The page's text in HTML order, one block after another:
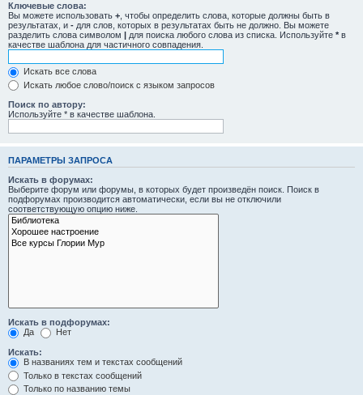
Ключевые слова:
Вы можете использовать + , чтобы определить слова, которые должны быть в
результатах, и - для слов, которых в результатах быть не должно. Вы можете
разделить слова символом | для поиска любого слова из списка. Используйте * в
качестве шаблона для частичного совпадения.
Искать все слова
Искать любое слово/поиск с языком запросов
Поиск по автору:
Используйте * в качестве шаблона.
ПАРАМЕТРЫ ЗАПРОСА
Искать в форумах:
Выберите форум или форумы, в которых будет произведён поиск. Поиск в
подфорумах производится автоматически, если вы не отключили
соответствующую опцию ниже.
Искать в подфорумах:
Да
Нет
Искать:
В названиях тем и текстах сообщений
Только в текстах сообщений
Только по названию темы